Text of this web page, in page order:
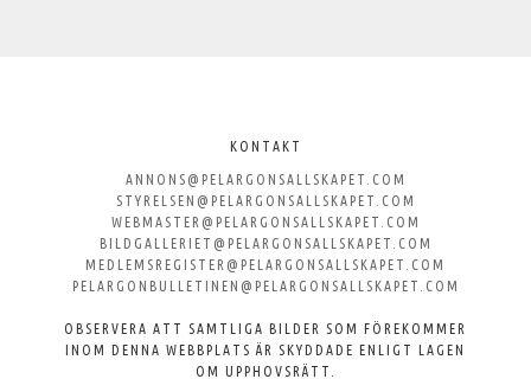
Svenska
Pelargonsällskapet
KONTAKT
ANNONS@PELARGONSALLSKAPET.COM
STYRELSEN@PELARGONSALLSKAPET.COM
WEBMASTER@PELARGONSALLSKAPET.COM
BILDGALLERIET@PELARGONSALLSKAPET.COM
MEDLEMSREGISTER@PELARGONSALLSKAPET.COM
PELARGONBULLETINEN@PELARGONSALLSKAPET.COM
OBSERVERA ATT SAMTLIGA BILDER SOM FÖREKOMMER
INOM DENNA WEBBPLATS ÄR SKYDDADE ENLIGT LAGEN
OM UPPHOVSRÄTT.